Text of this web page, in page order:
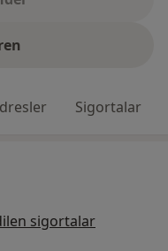
Sigortalar
sigortalar